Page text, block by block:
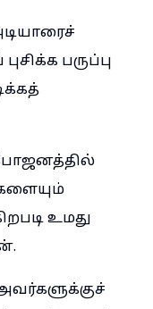
பருப்பு
உமது